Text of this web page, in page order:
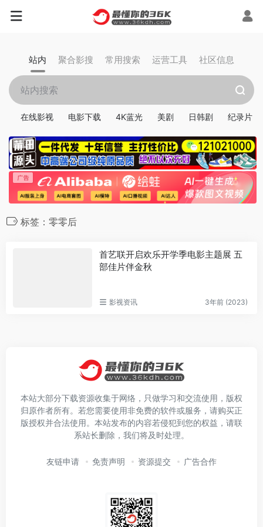
站内 聚合影搜 常用搜索 运营工具 社区信息
在线影视 电影下载 4K蓝光 美剧 日韩剧 纪录片
标签：零零后
首艺联开启欢乐开学季电影主题展 五
部佳片伴金秋
影视资讯 3年前 (2023)
本站大部分下载资源收集于网络，只做学习和交流使用，版权
归原作者所有。若您需要使用非免费的软件或服务，请购买正
版授权并合法使用。本站发布的内容若侵犯到您的权益，请联
系站长删除，我们将及时处理。
友链申请 免责声明 资源提交 广告合作